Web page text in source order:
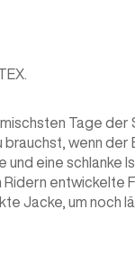
Tage der
wenn der
eine schlanke
Ridern entwickelte
Jacke, um noch